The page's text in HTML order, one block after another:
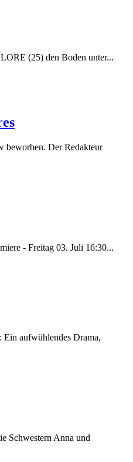
(25) den Boden unter...
beworben. Der Redakteur
- Freitag 03. Juli 16:30...
Ein aufwühlendes Drama,
Schwestern Anna und